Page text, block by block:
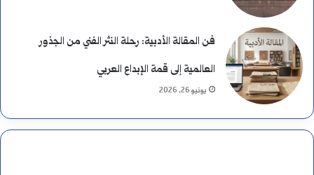
فن المقالة الأدبية: رحلة النثر الفني من الجذور
العالمية إلى قمة الإبداع العربي
يونيو 26, 2026